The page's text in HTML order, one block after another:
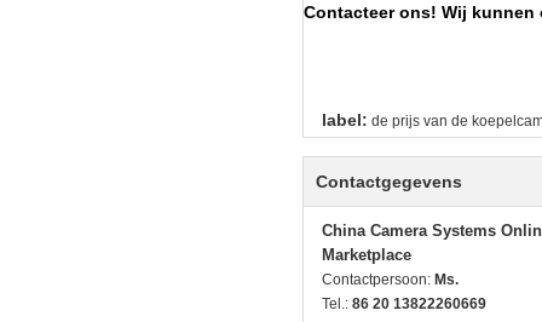
Contacteer ons! Wij kunnen
label: de prijs van de
Contactgegevens
China Camera Systems
Marketplace
Contactpersoon: Ms.
Tel.: 86 20 13822260669